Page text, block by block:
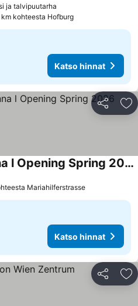
ja talvipuutarha
km kohteesta Hofburg
Katso hinnat
Jaa
The Companion Vienna l Opening Spring 2026
Mariahilferstrasse
Katso hinnat
Jaa